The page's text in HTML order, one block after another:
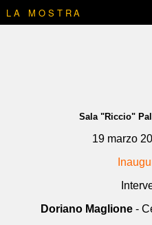
LA MOSTRA
Sala "Riccio"
19 marzo
Doriano Maglione -